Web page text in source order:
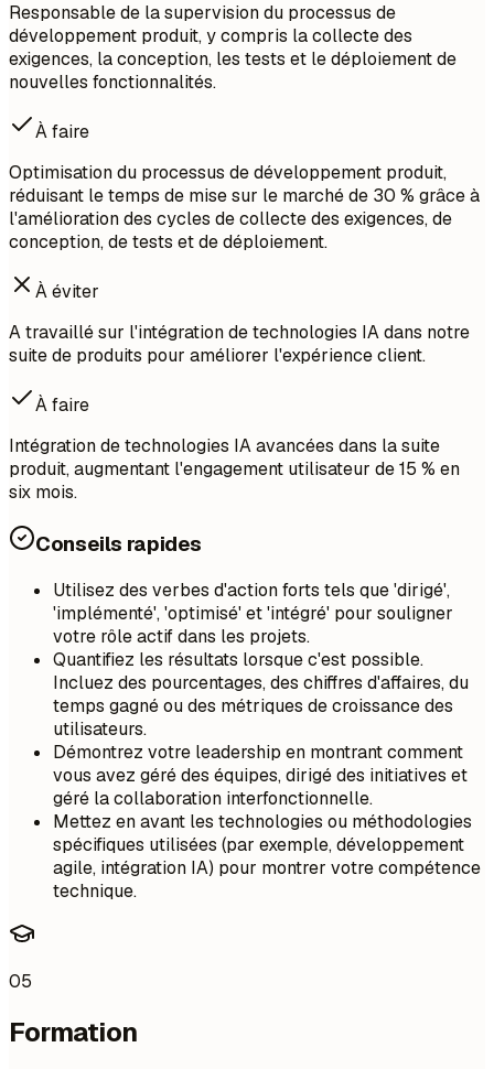
Responsable de la supervision du processus de
développement produit, y compris la collecte des
exigences, la conception, les tests et le déploiement de
nouvelles fonctionnalités.
À faire
Optimisation du processus de développement produit,
réduisant le temps de mise sur le marché de 30 % grâce à
l'amélioration des cycles de collecte des exigences, de
conception, de tests et de déploiement.
À éviter
A travaillé sur l'intégration de technologies IA dans notre
suite de produits pour améliorer l'expérience client.
À faire
Intégration de technologies IA avancées dans la suite
produit, augmentant l'engagement utilisateur de 15 % en
six mois.
Conseils rapides
Utilisez des verbes d'action forts tels que 'dirigé',
'implémenté', 'optimisé' et 'intégré' pour souligner
votre rôle actif dans les projets.
Quantifiez les résultats lorsque c'est possible.
Incluez des pourcentages, des chiffres d'affaires, du
temps gagné ou des métriques de croissance des
utilisateurs.
Démontrez votre leadership en montrant comment
vous avez géré des équipes, dirigé des initiatives et
géré la collaboration interfonctionnelle.
Mettez en avant les technologies ou méthodologies
spécifiques utilisées (par exemple, développement
agile, intégration IA) pour montrer votre compétence
technique.
05
Formation